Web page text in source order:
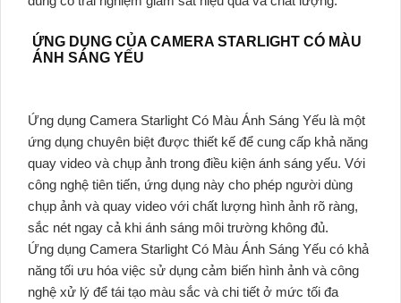
ỨNG DỤNG CỦA CAMERA STARLIGHT CÓ MÀU
ÁNH SÁNG YẾU
Ứng dụng Camera Starlight Có Màu Ánh Sáng Yếu là một
ứng dụng chuyên biệt được thiết kế để cung cấp khả năng
quay video và chụp ảnh trong điều kiện ánh sáng yếu. Với
công nghệ tiên tiến, ứng dụng này cho phép người dùng
chụp ảnh và quay video với chất lượng hình ảnh rõ ràng,
sắc nét ngay cả khi ánh sáng môi trường không đủ.
Ứng dụng Camera Starlight Có Màu Ánh Sáng Yếu có khả
năng tối ưu hóa việc sử dụng cảm biến hình ảnh và công
nghệ xử lý để tái tạo màu sắc và chi tiết ở mức tối đa